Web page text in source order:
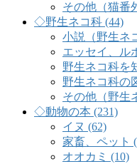
その他（猫番
◇野生ネコ科 (44)
小説（野生ネ
エッセイ、ル
野生ネコ科を
野生ネコ科の
その他（野生
◇動物の本 (231)
イヌ (62)
家畜、ペット
オオカミ (10)